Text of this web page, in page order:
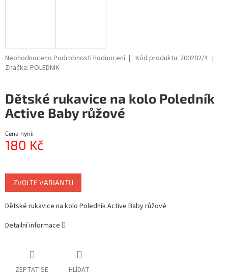
Průměrné
hodnocení
0,0
z
5
Neohodnoceno Podrobnosti hodnocení Kód produktu: 200202/4
Značka: POLEDNIK
Dětské rukavice na kolo Poledník
Active Baby růžové
Cena nyní:
180 Kč
cena:
ZVOLTE VARIANTU
Dětské rukavice na kolo Poledník Active Baby růžové
Detailní informace
ZEPTAT SE HLÍDAT